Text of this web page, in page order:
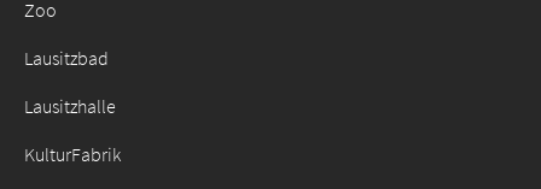
Zoo
Lausitzbad
Lausitzhalle
KulturFabrik